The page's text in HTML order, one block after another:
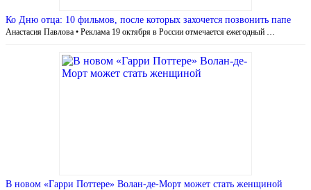
Ко Дню отца: 10 фильмов, после которых захочется позвонить папе
Анастасия Павлова • Реклама 19 октября в России отмечается ежегодный …
В новом «Гарри Поттере» Волан-де-Морт может стать женщиной